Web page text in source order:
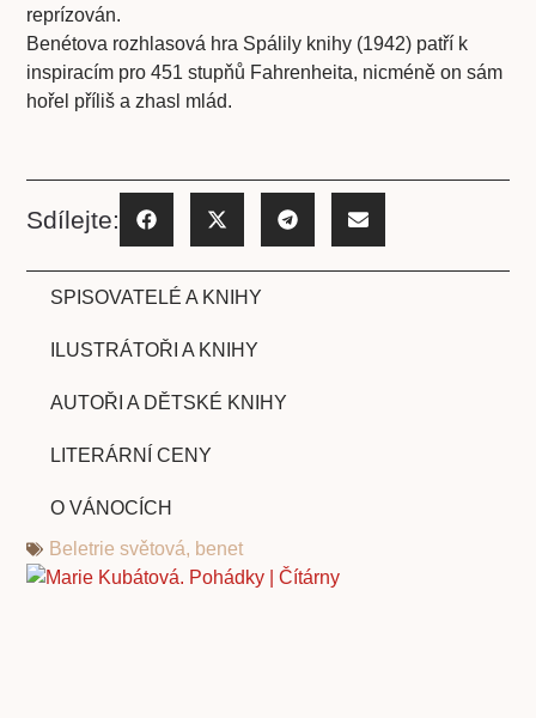
reprízován.
Benétova rozhlasová hra Spálily knihy (1942) patří k
inspiracím pro 451 stupňů Fahrenheita, nicméně on sám
hořel příliš a zhasl mlád.
Sdílejte:
SPISOVATELÉ A KNIHY
ILUSTRÁTOŘI A KNIHY
AUTOŘI A DĚTSKÉ KNIHY
LITERÁRNÍ CENY
O VÁNOCÍCH
Beletrie světová, benet